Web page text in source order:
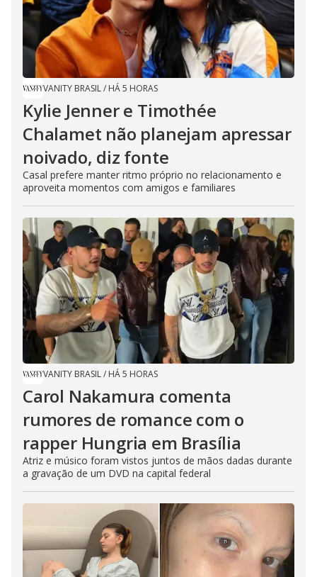
VANITY BRASIL/ HÁ 5 HORAS
Kylie Jenner e Timothée
Chalamet não planejam apressar
noivado, diz fonte
Casal prefere manter ritmo próprio no relacionamento e
aproveita momentos com amigos e familiares
VANITY BRASIL/ HÁ 5 HORAS
Carol Nakamura comenta
rumores de romance com o
rapper Hungria em Brasília
Atriz e músico foram vistos juntos de mãos dadas durante
a gravação de um DVD na capital federal